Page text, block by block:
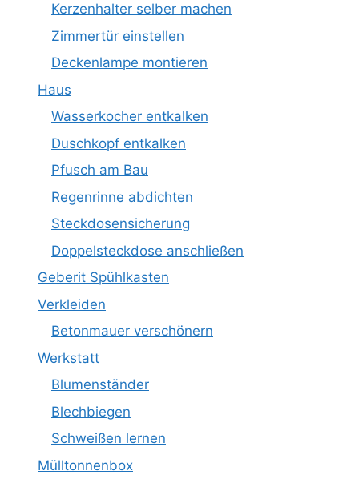
Kerzenhalter selber machen
Zimmertür einstellen
Deckenlampe montieren
Haus
Wasserkocher entkalken
Duschkopf entkalken
Pfusch am Bau
Regenrinne abdichten
Steckdosensicherung
Doppelsteckdose anschließen
Geberit Spühlkasten
Verkleiden
Betonmauer verschönern
Werkstatt
Blumenständer
Blechbiegen
Schweißen lernen
Mülltonnenbox